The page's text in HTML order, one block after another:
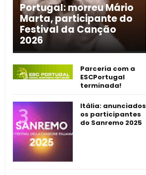
Portugal: morreu Mário
Marta, participante do
Festival da Canção
2026
Parceria com a
ESCPortugal
terminada!
Itália: anunciados
os participantes
do Sanremo 2025